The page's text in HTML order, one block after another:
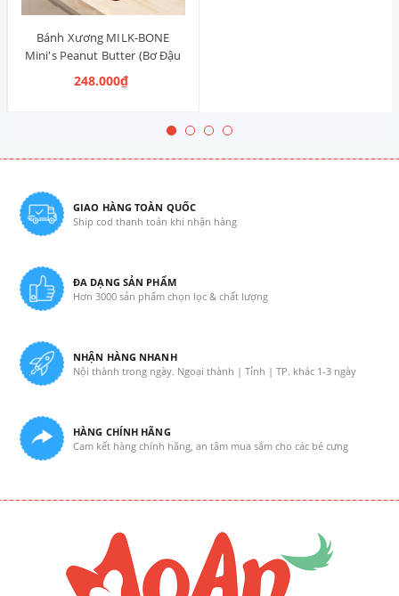
Bánh Xương MILK-BONE
Mini's Peanut Butter (Bơ Đậu
Phộng) 425g
248.000₫
GIAO HÀNG TOÀN QUỐC
Ship cod thanh toán khi nhận hàng
ĐA DẠNG SẢN PHẨM
Hơn 3000 sản phẩm chọn lọc & chất lượng
NHẬN HÀNG NHANH
Nội thành trong ngày. Ngoại thành | Tỉnh | TP. khác 1-3 ngày
HÀNG CHÍNH HÃNG
Cam kết hàng chính hãng, an tâm mua sắm cho các bé cưng